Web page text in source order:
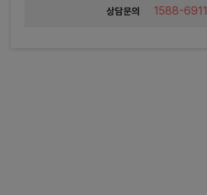
상담문의 1588-6911